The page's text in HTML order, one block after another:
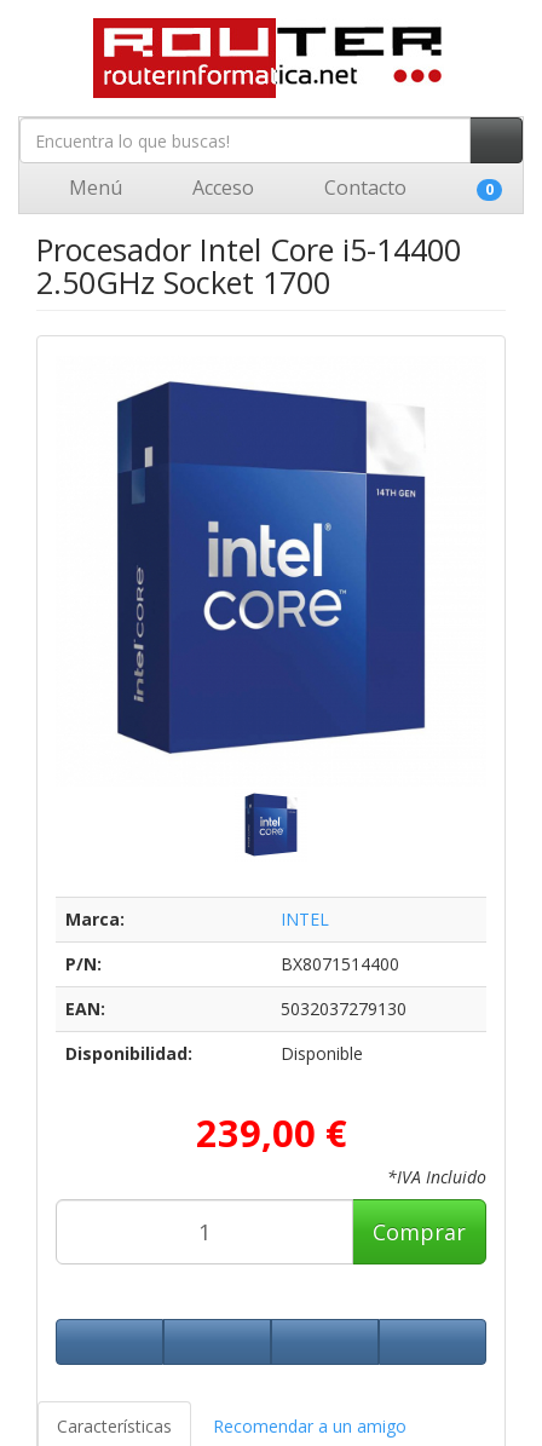
Menú Acceso Contacto 0
Procesador Intel Core i5-14400
2.50GHz Socket 1700
Marca:
INTEL
P/N:
BX8071514400
EAN:
5032037279130
Disponibilidad:
Disponible
239,00 €
*IVA Incluido
Comprar
Características Recomendar a un amigo